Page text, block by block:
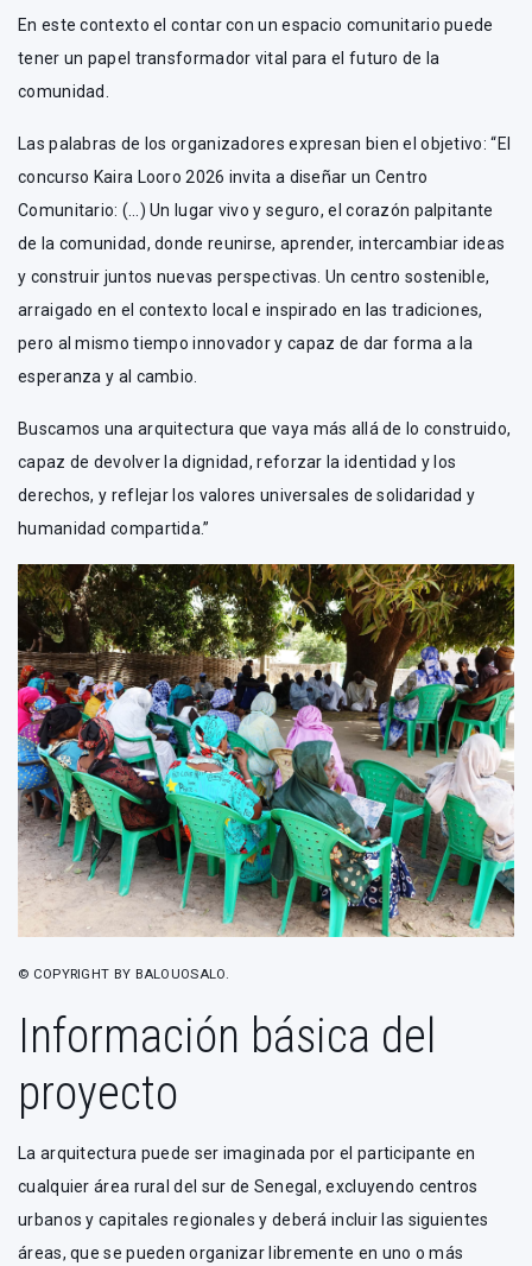
En este contexto el contar con un espacio comunitario puede
tener un papel transformador vital para el futuro de la
comunidad.
Las palabras de los organizadores expresan bien el objetivo: “El
concurso Kaira Looro 2026 invita a diseñar un Centro
Comunitario: (…) Un lugar vivo y seguro, el corazón palpitante
de la comunidad, donde reunirse, aprender, intercambiar ideas
y construir juntos nuevas perspectivas. Un centro sostenible,
arraigado en el contexto local e inspirado en las tradiciones,
pero al mismo tiempo innovador y capaz de dar forma a la
esperanza y al cambio.
Buscamos una arquitectura que vaya más allá de lo construido,
capaz de devolver la dignidad, reforzar la identidad y los
derechos, y reflejar los valores universales de solidaridad y
humanidad compartida.”
© COPYRIGHT BY BALOUOSALO.
Información básica del
proyecto
La arquitectura puede ser imaginada por el participante en
cualquier área rural del sur de Senegal, excluyendo centros
urbanos y capitales regionales y deberá incluir las siguientes
áreas, que se pueden organizar libremente en uno o más